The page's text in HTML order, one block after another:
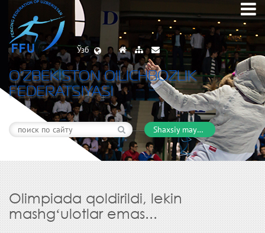
Ўзб
O’ZBEKISTON QILICHBOZLIK
FEDERATSIYASI
Shaxsiy maydon
Olimpiada qoldirildi, lekin
mashgʻulotlar emas...